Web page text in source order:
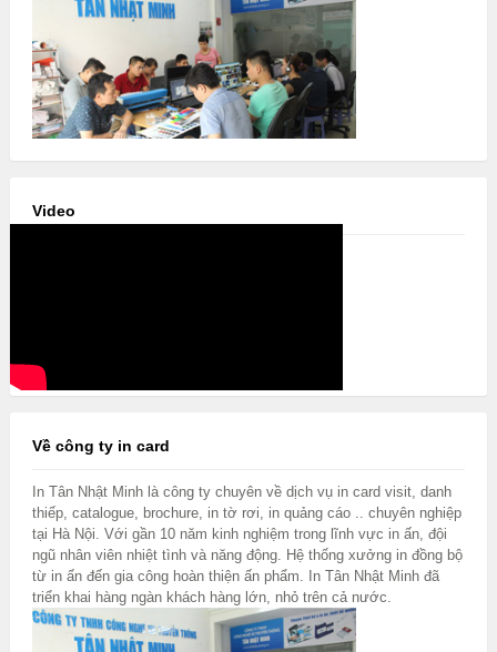
Video
Về công ty in card
In Tân Nhật Minh là công ty chuyên về dịch vụ in card visit, danh
thiếp, catalogue, brochure, in tờ rơi, in quảng cáo .. chuyên nghiệp
tại Hà Nội. Với gần 10 năm kinh nghiệm trong lĩnh vực in ấn, đội
ngũ nhân viên nhiệt tình và năng động. Hệ thống xưởng in đồng bộ
từ in ấn đến gia công hoàn thiện ấn phẩm. In Tân Nhật Minh đã
triển khai hàng ngàn khách hàng lớn, nhỏ trên cả nước.